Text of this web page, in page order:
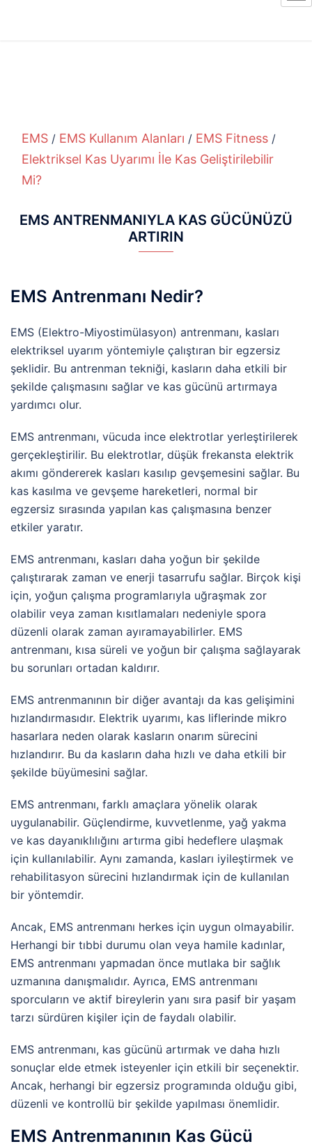
EMS / EMS Kullanım Alanları / EMS Fitness /
Elektriksel Kas Uyarımı İle Kas Geliştirilebilir
Mi?
EMS ANTRENMANIYLA KAS GÜCÜNÜZÜ
ARTIRIN
EMS Antrenmanı Nedir?
EMS (Elektro-Miyostimülasyon) antrenmanı, kasları
elektriksel uyarım yöntemiyle çalıştıran bir egzersiz
şeklidir. Bu antrenman tekniği, kasların daha etkili bir
şekilde çalışmasını sağlar ve kas gücünü artırmaya
yardımcı olur.
EMS antrenmanı, vücuda ince elektrotlar yerleştirilerek
gerçekleştirilir. Bu elektrotlar, düşük frekansta elektrik
akımı göndererek kasları kasılıp gevşemesini sağlar. Bu
kas kasılma ve gevşeme hareketleri, normal bir
egzersiz sırasında yapılan kas çalışmasına benzer
etkiler yaratır.
EMS antrenmanı, kasları daha yoğun bir şekilde
çalıştırarak zaman ve enerji tasarrufu sağlar. Birçok kişi
için, yoğun çalışma programlarıyla uğraşmak zor
olabilir veya zaman kısıtlamaları nedeniyle spora
düzenli olarak zaman ayıramayabilirler. EMS
antrenmanı, kısa süreli ve yoğun bir çalışma sağlayarak
bu sorunları ortadan kaldırır.
EMS antrenmanının bir diğer avantajı da kas gelişimini
hızlandırmasıdır. Elektrik uyarımı, kas liflerinde mikro
hasarlara neden olarak kasların onarım sürecini
hızlandırır. Bu da kasların daha hızlı ve daha etkili bir
şekilde büyümesini sağlar.
EMS antrenmanı, farklı amaçlara yönelik olarak
uygulanabilir. Güçlendirme, kuvvetlenme, yağ yakma
ve kas dayanıklılığını artırma gibi hedeflere ulaşmak
için kullanılabilir. Aynı zamanda, kasları iyileştirmek ve
rehabilitasyon sürecini hızlandırmak için de kullanılan
bir yöntemdir.
Ancak, EMS antrenmanı herkes için uygun olmayabilir.
Herhangi bir tıbbi durumu olan veya hamile kadınlar,
EMS antrenmanı yapmadan önce mutlaka bir sağlık
uzmanına danışmalıdır. Ayrıca, EMS antrenmanı
sporcuların ve aktif bireylerin yanı sıra pasif bir yaşam
tarzı sürdüren kişiler için de faydalı olabilir.
EMS antrenmanı, kas gücünü artırmak ve daha hızlı
sonuçlar elde etmek isteyenler için etkili bir seçenektir.
Ancak, herhangi bir egzersiz programında olduğu gibi,
düzenli ve kontrollü bir şekilde yapılması önemlidir.
EMS Antrenmanının Kas Gücü